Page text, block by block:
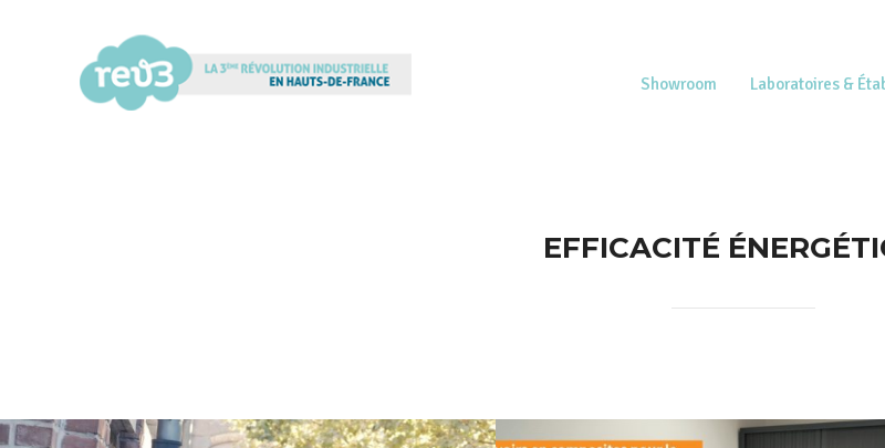
Showroom Laboratoires &
EFFICACITÉ